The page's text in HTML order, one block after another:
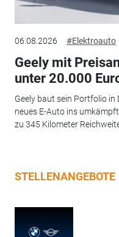
06.08.2026 #Elektroauto
Geely mit
unter 20.000
Geely baut sein Portfolio
neues E-Auto ins
zu 345 Kilometer
STELLENANGEBOTE